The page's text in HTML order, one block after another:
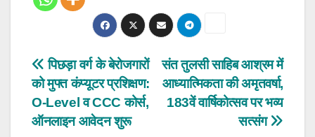
Post
navigation
संत तुलसी साहिब आश्रम में
आध्यात्मिकता की अमृतवर्षा,
183वें वार्षिकोत्सव पर भव्य
सत्संग
पिछड़ा वर्ग के बेरोजगारों
को मुफ्त कंप्यूटर प्रशिक्षण:
O-Level व CCC कोर्स,
ऑनलाइन आवेदन शुरू